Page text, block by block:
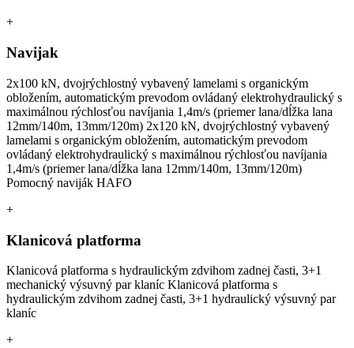
+
Navijak
2х100 kN, dvojrýchlostný vybavený lamelami s organickým
obložením, automatickým prevodom ovládaný elektrohydraulický s
maximálnou rýchlosťou navíjania 1,4m/s (priemer lana/dĺžka lana
12mm/140m, 13mm/120m) 2х120 kN, dvojrýchlostný vybavený
lamelami s organickým obložením, automatickým prevodom
ovládaný elektrohydraulický s maximálnou rýchlosťou navíjania
1,4m/s (priemer lana/dĺžka lana 12mm/140m, 13mm/120m)
Pomocný naviják HAFO
+
Klanicová platforma
Klanicová platforma s hydraulickým zdvihom zadnej časti, 3+1
mechanický výsuvný par klaníc Klanicová platforma s
hydraulickým zdvihom zadnej časti, 3+1 hydraulický výsuvný par
klaníc
+